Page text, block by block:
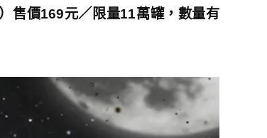
售價169元／限量11萬罐，數量有